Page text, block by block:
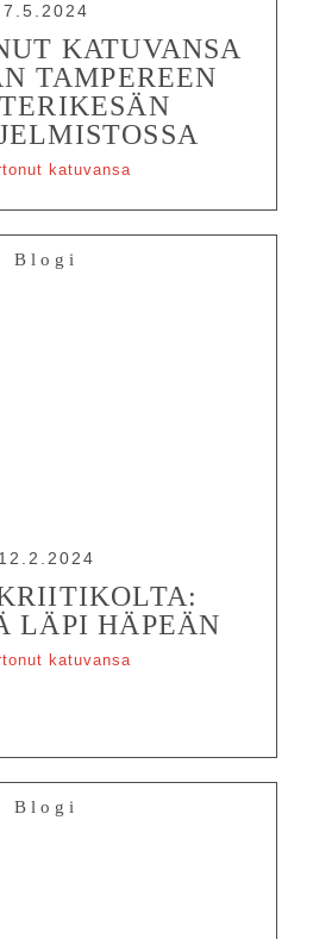
7.5.2024
KATUVANSA
TAMPEREEN
katuvansa
Blogi
12.2.2024
LÄPI HÄPEÄN
katuvansa
Blogi